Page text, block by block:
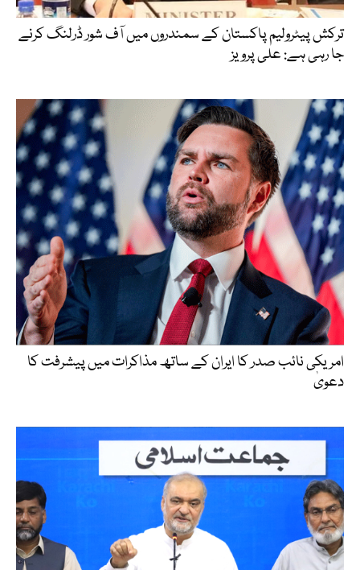
ترکش پیٹرولیم پاکستان کے سمندروں میں آف شور ڈرلنگ کرنے
جا رہی ہے: علی پرویز
امریکی نائب صدر کا ایران کے ساتھ مذاکرات میں پیشرفت کا
دعویٰ